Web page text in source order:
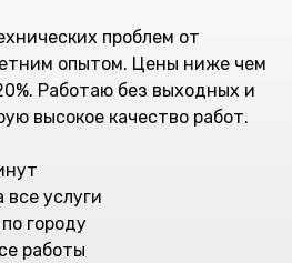
проблем от
опытом. Цены ниже чем
Работаю без выходных и
высокое качество работ.
услуги
городу
работы